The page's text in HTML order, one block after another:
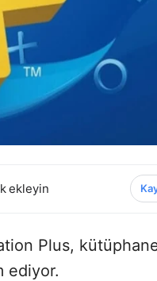
ekleyin
Plus,
ediyor.